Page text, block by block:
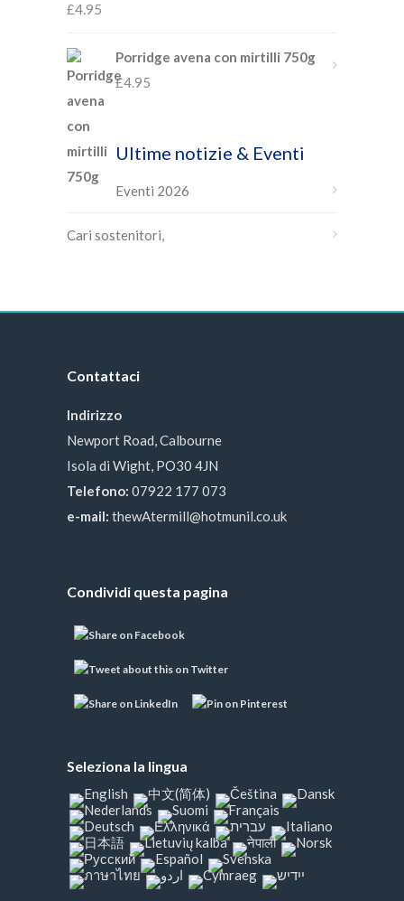
£4.95
Porridge avena con mirtilli 750g
£4.95
Ultime notizie & Eventi
Eventi 2026
Cari sostenitori,
Contattaci
Indirizzo
Newport Road, Calbourne
Isola di Wight, PO30 4JN
Telefono: 07922 177 073
e-mail: thewAtermill@hotmunil.co.uk
Condividi questa pagina
Seleziona la lingua